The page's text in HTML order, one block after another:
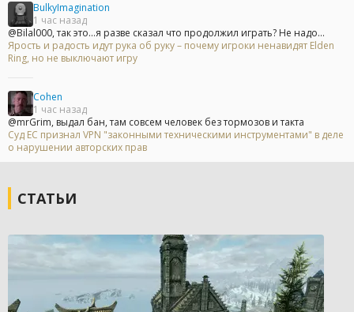
BulkyImagination
1 час назад
@Bilal000, так это...я разве сказал что продолжил играть? Не надо...
Ярость и радость идут рука об руку – почему игроки ненавидят Elden
Ring, но не выключают игру
Cohen
1 час назад
@mrGrim, выдал бан, там совсем человек без тормозов и такта
Суд ЕС признал VPN "законными техническими инструментами" в деле
о нарушении авторских прав
СТАТЬИ